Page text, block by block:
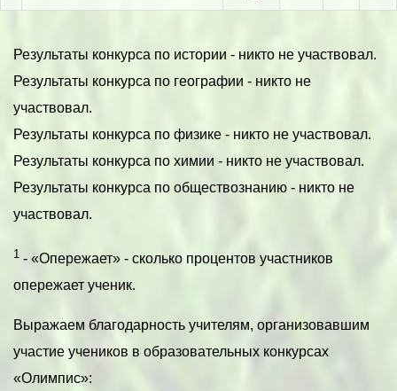
Результаты конкурса по истории - никто не участвовал.
Результаты конкурса по географии - никто не
участвовал.
Результаты конкурса по физике - никто не участвовал.
Результаты конкурса по химии - никто не участвовал.
Результаты конкурса по обществознанию - никто не
участвовал.
1 - «Опережает» - сколько процентов участников
опережает ученик.
Выражаем благодарность учителям, организовавшим
участие учеников в образовательных конкурсах
«Олимпис»: